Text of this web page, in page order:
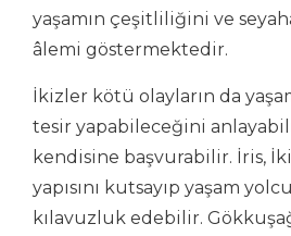
yaşamın çeşitliliğini ve
âlemi göstermektedir.
İkizler kötü olayların da
tesir yapabileceğini
kendisine başvurabilir. İris,
yapısını kutsayıp yaşam
kılavuzluk edebilir.